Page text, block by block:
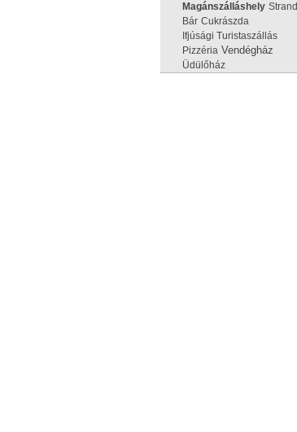
Magánszálláshely Strand
Bár Cukrászda
Ifjúsági Turistaszállás
Pizzéria Vendégház
Üdülőház